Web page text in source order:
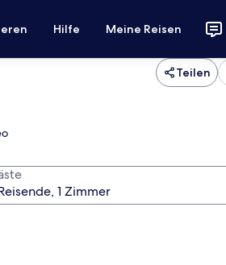
Hilfe Meine Reisen
Teilen